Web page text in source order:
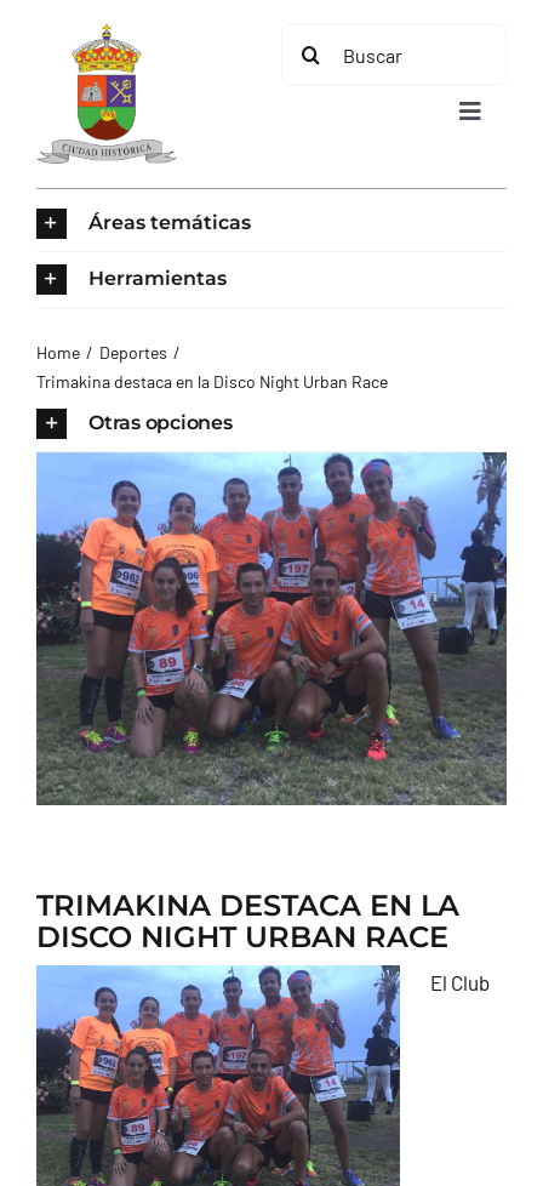
contenido
Buscar:
Toggle
AYUNTAMIENTO
CONTACTO
Áreas temáticas
Herramientas
Home
Deportes
Trimakina destaca en la Disco Night Urban Race
Otras opciones
TRIMAKINA DESTACA EN LA
DISCO NIGHT URBAN RACE
El Club